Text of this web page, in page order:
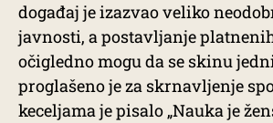
događaj je izazvao veliko
javnosti, a postavljanje
očigledno mogu da se skinu
proglašeno je za skrnavljenje
keceljama je pisalo „Nauka je